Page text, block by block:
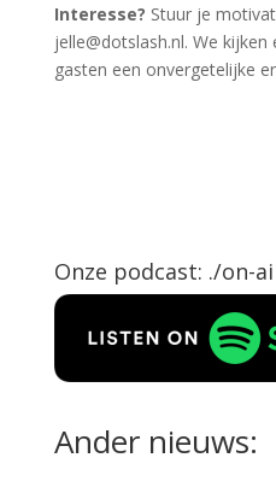
Interesse? Stuur je
jelle@dotslash.nl. We
gasten een onvergetelijke
Onze podcast: ./on-
Ander nieuws: